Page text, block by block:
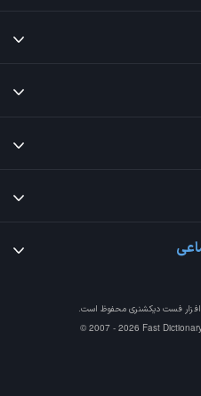
فست دیکشنری محفوظ است.
© 2007 - 2026 Fast